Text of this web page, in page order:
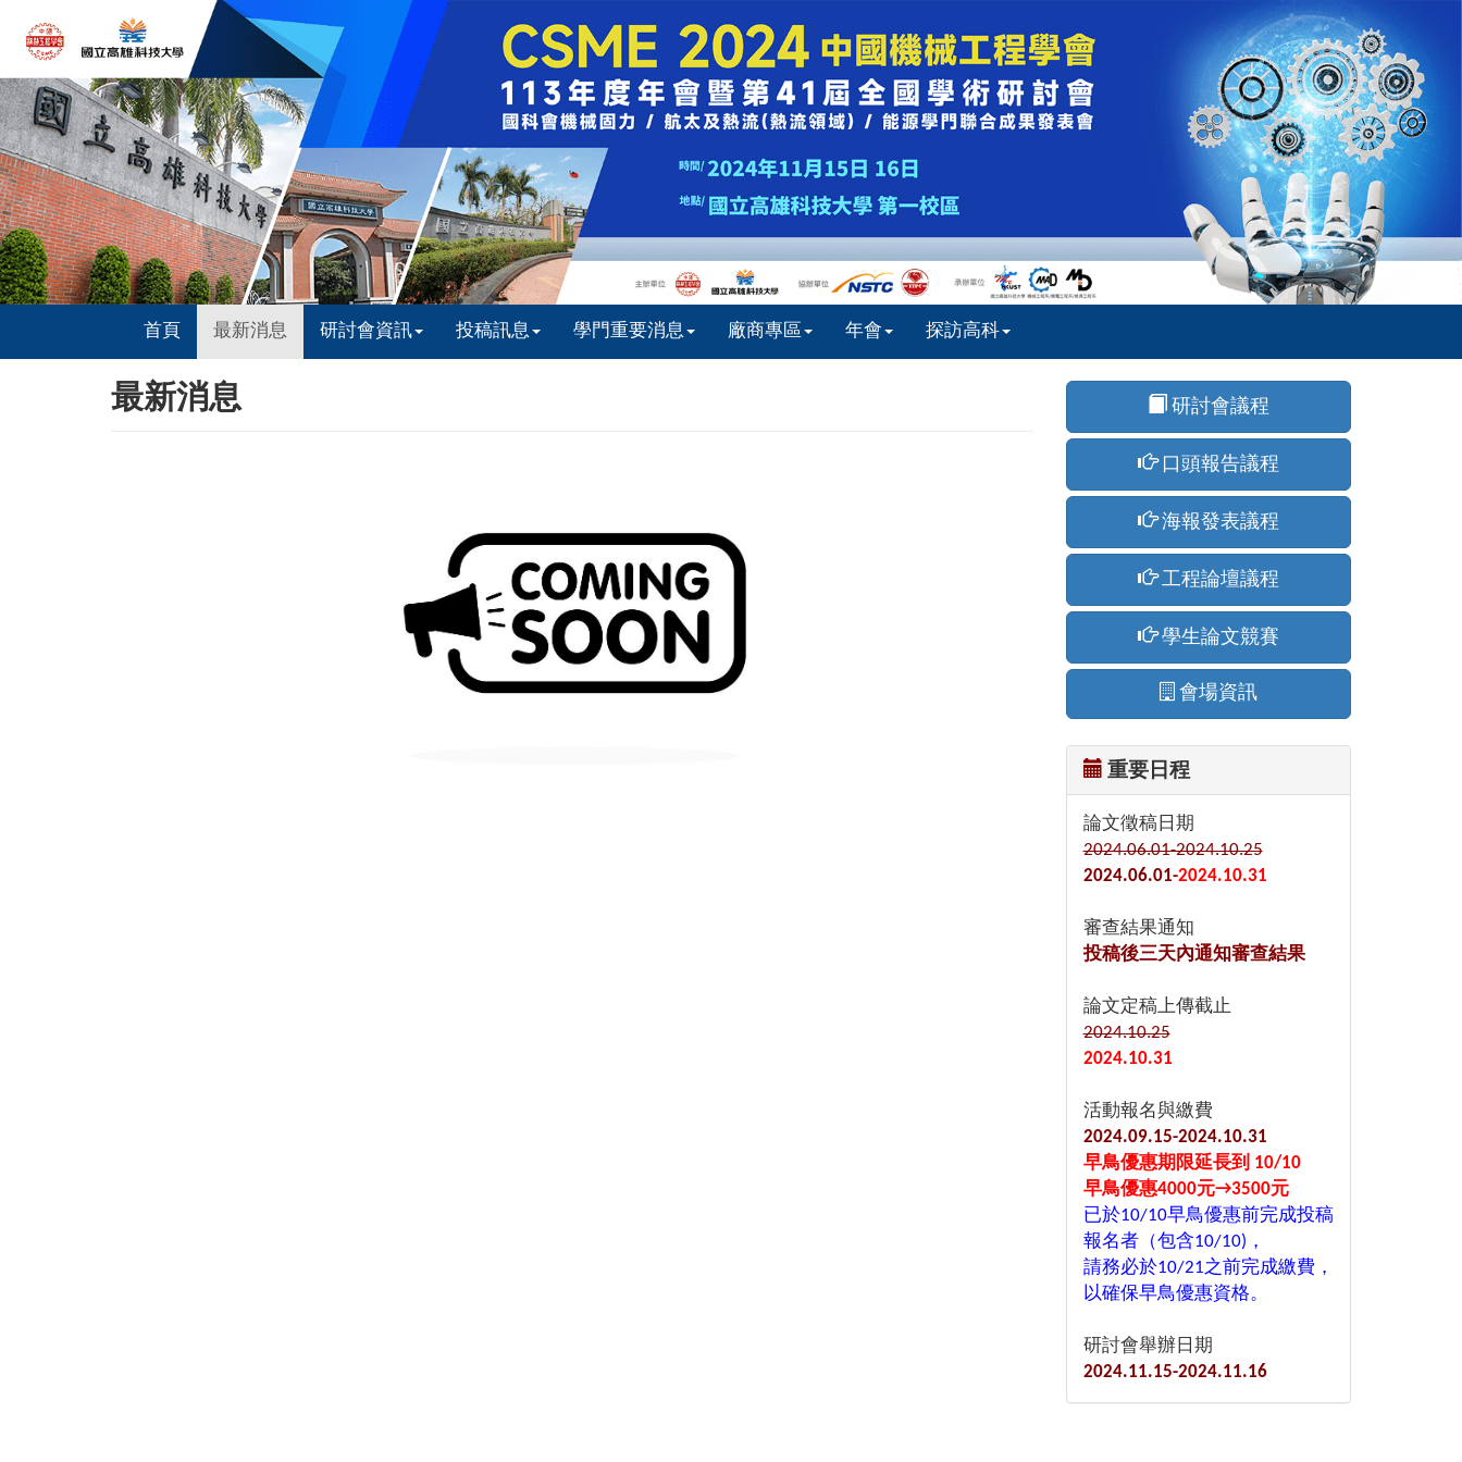
首頁 最新消息 研討會資訊 投稿訊息 學門重要消息 廠商專區 年會 探訪高科
最新消息 研討會議程
口頭報告議程
海報發表議程
工程論壇議程
學生論文競賽
會場資訊
重要日程
論文徵稿日期
2024.06.01-2024.10.25
2024.06.01-2024.10.31
審查結果通知
投稿後三天內通知審查結果
論文定稿上傳截止
2024.10.25
2024.10.31
活動報名與繳費
2024.09.15-2024.10.31
早鳥優惠期限延長到 10/10
早鳥優惠4000元→3500元
已於10/10早鳥優惠前完成投稿
報名者（包含10/10)，
請務必於10/21之前完成繳費，
以確保早鳥優惠資格。
研討會舉辦日期
2024.11.15-2024.11.16